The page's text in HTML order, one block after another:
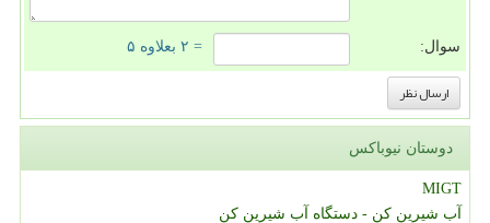
سوال: = ۲ بعلاوه ۵
دوستان نیوباکس
MIGT
آب شیرین کن - دستگاه آب شیرین کن